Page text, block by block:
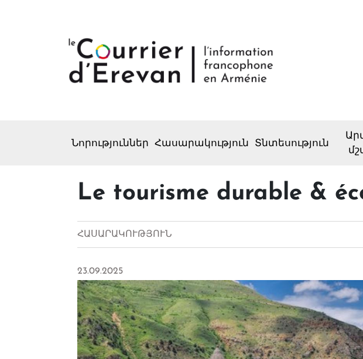
Նորություններ Հասարակություն Տնտեսություն
Le tourisme durable &
ՀԱՍԱՐԱԿՈՒԹՅՈՒՆ
23.09.2025